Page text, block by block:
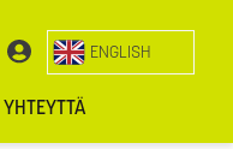
ENGLISH
YHTEYTTÄ